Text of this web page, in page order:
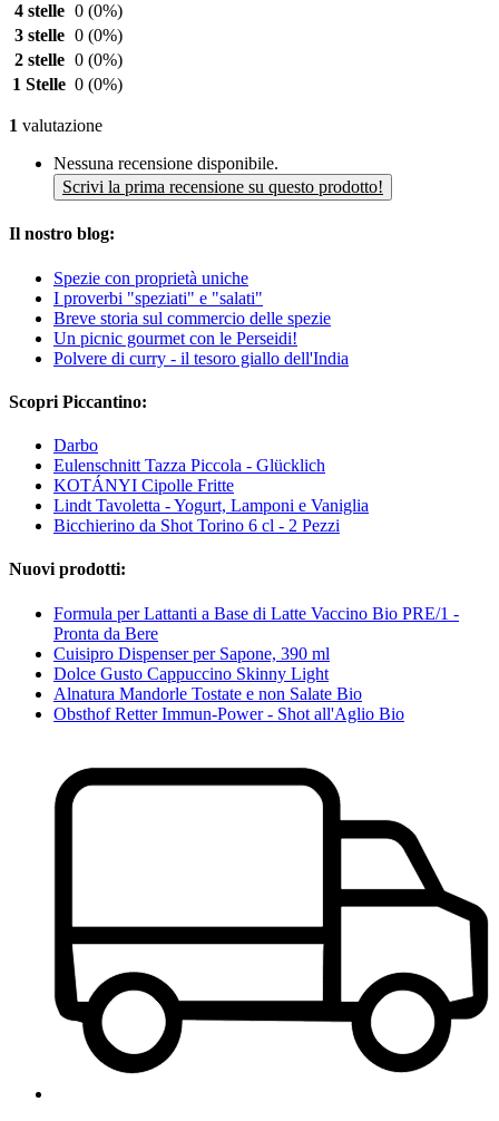
4 stelle 0 (0%)
3 stelle 0 (0%)
2 stelle 0 (0%)
1 Stelle 0 (0%)
1 valutazione
Nessuna recensione disponibile.
Scrivi la prima recensione su questo prodotto!
Il nostro blog:
Spezie con proprietà uniche
I proverbi "speziati" e "salati"
Breve storia sul commercio delle spezie
Un picnic gourmet con le Perseidi!
Polvere di curry - il tesoro giallo dell'India
Scopri Piccantino:
Darbo
Eulenschnitt Tazza Piccola - Glücklich
KOTÁNYI Cipolle Fritte
Lindt Tavoletta - Yogurt, Lamponi e Vaniglia
Bicchierino da Shot Torino 6 cl - 2 Pezzi
Nuovi prodotti:
Formula per Lattanti a Base di Latte Vaccino Bio PRE/1 -
Pronta da Bere
Cuisipro Dispenser per Sapone, 390 ml
Dolce Gusto Cappuccino Skinny Light
Alnatura Mandorle Tostate e non Salate Bio
Obsthof Retter Immun-Power - Shot all'Aglio Bio